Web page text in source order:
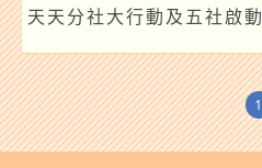
天天分社大行動及五社啟
1